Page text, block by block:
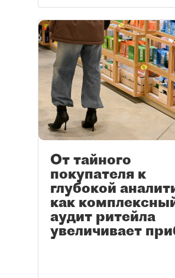
От тайного
покупателя к
глубокой
как
аудит ритейла
увеличивает